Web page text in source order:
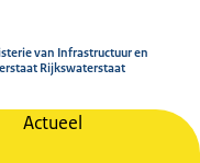
van Infrastructuur en
Rijkswaterstaat
Actueel